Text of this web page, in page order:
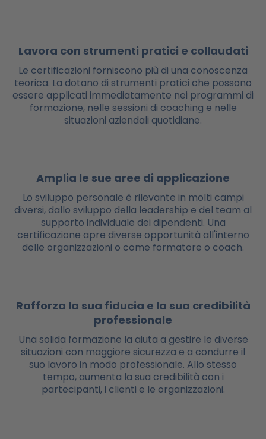
Lavora con strumenti pratici e collaudati
Le certificazioni forniscono più di una conoscenza
teorica. La dotano di strumenti pratici che possono
essere applicati immediatamente nei programmi di
formazione, nelle sessioni di coaching e nelle
situazioni aziendali quotidiane.
Amplia le sue aree di applicazione
Lo sviluppo personale è rilevante in molti campi
diversi, dallo sviluppo della leadership e del team al
supporto individuale dei dipendenti. Una
certificazione apre diverse opportunità all'interno
delle organizzazioni o come formatore o coach.
Rafforza la sua fiducia e la sua credibilità
professionale
Una solida formazione la aiuta a gestire le diverse
situazioni con maggiore sicurezza e a condurre il
suo lavoro in modo professionale. Allo stesso
tempo, aumenta la sua credibilità con i
partecipanti, i clienti e le organizzazioni.